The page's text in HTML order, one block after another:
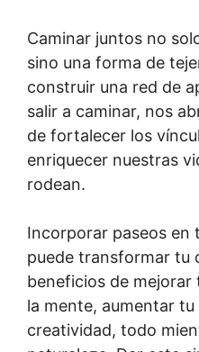
Caminar juntos no
sino una forma de
construir una red de
salir a caminar, nos
de fortalecer los
enriquecer nuestras
rodean.
Incorporar paseos en
puede transformar tu
beneficios de mejorar
la mente, aumentar
creatividad, todo